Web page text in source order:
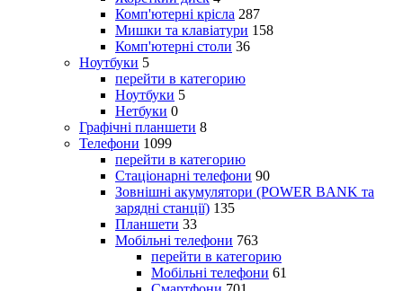
Комп'ютерні крісла 287
Мишки та клавіатури 158
Комп'ютерні столи 36
Ноутбуки 5
перейти в категорию
Ноутбуки 5
Нетбуки 0
Графічні планшети 8
Телефони 1099
перейти в категорию
Стаціонарні телефони 90
Зовнішні акумулятори (POWER BANK та
зарядні станції) 135
Планшети 33
Мобільні телефони 763
перейти в категорию
Мобільні телефони 61